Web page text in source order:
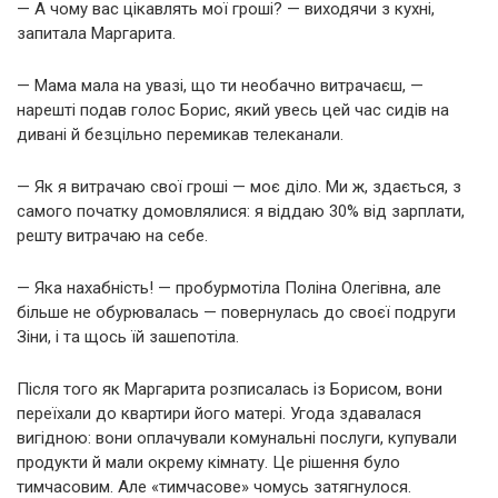
— А чому вас цікавлять мої гроші? — виходячи з кухні,
запитала Маргарита.
— Мама мала на увазі, що ти необачно витрачаєш, —
нарешті подав голос Борис, який увесь цей час сидів на
дивані й безцільно перемикав телеканали.
— Як я витрачаю свої гроші — моє діло. Ми ж, здається, з
самого початку домовлялися: я віддаю 30% від зарплати,
решту витрачаю на себе.
— Яка нахабність! — пробурмотіла Поліна Олегівна, але
більше не обурювалась — повернулась до своєї подруги
Зіни, і та щось їй зашепотіла.
Після того як Маргарита розписалась із Борисом, вони
переїхали до квартири його матері. Угода здавалася
вигідною: вони оплачували комунальні послуги, купували
продукти й мали окрему кімнату. Це рішення було
тимчасовим. Але «тимчасове» чомусь затягнулося.